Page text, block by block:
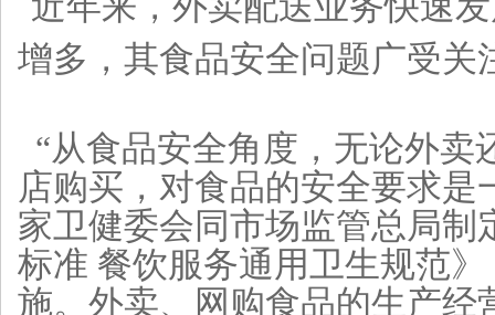
增多，其食品安全问题广受关
“从食品安全角度，无论外卖
店购买，对食品的安全要求是
家卫健委会同市场监管总局制
标准 餐饮服务通用卫生规范
施。外卖、网购食品的生产经